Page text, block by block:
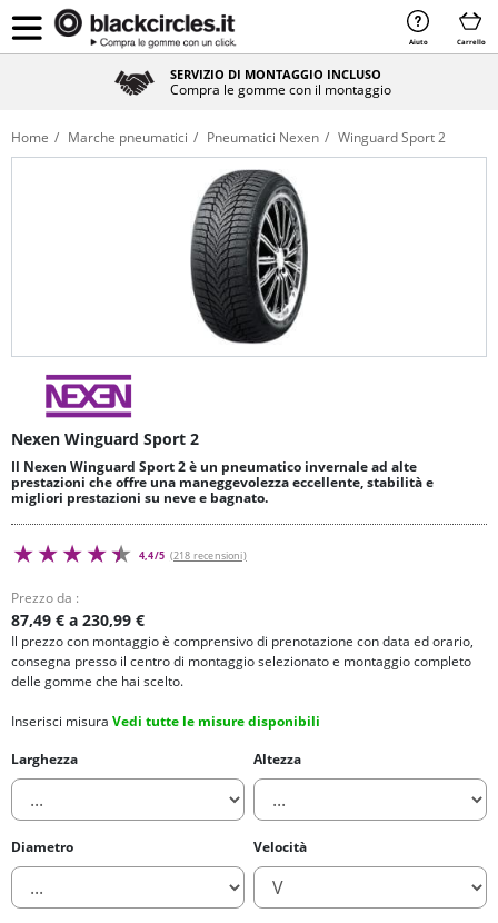
Aiuto Carrello
SERVIZIO DI MONTAGGIO INCLUSO
Compra le gomme con il montaggio
Home Marche pneumatici Pneumatici Nexen Winguard Sport 2
Nexen Winguard Sport 2
Il Nexen Winguard Sport 2 è un pneumatico invernale ad alte
prestazioni che offre una maneggevolezza eccellente, stabilità e
migliori prestazioni su neve e bagnato.
4,4/5 (218 recensioni)
Prezzo da :
87,49 € a 230,99 €
Il prezzo con montaggio è comprensivo di prenotazione con data ed orario,
consegna presso il centro di montaggio selezionato e montaggio completo
delle gomme che hai scelto.
Inserisci misura Vedi tutte le misure disponibili
Larghezza
Altezza
Diametro Velocità